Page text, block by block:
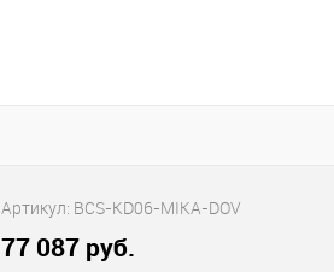
Артикул: BCS-KD06-MIKA-DOV
77 087 руб.